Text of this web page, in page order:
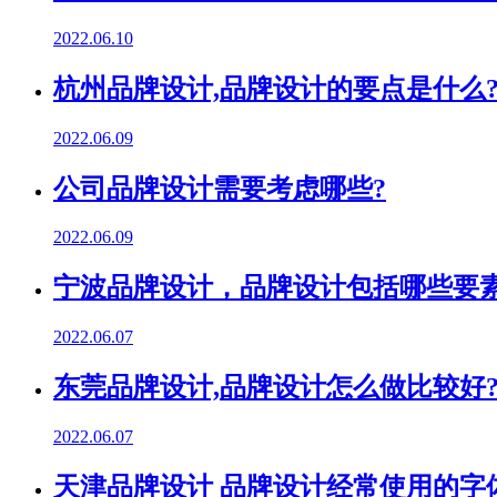
2022.06.10
杭州品牌设计,品牌设计的要点是什么?
2022.06.09
公司品牌设计需要考虑哪些?
2022.06.09
宁波品牌设计，品牌设计包括哪些要
2022.06.07
东莞品牌设计,品牌设计怎么做比较好?
2022.06.07
天津品牌设计 品牌设计经常使用的字